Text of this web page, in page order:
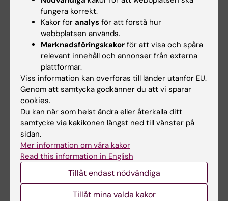
Upplägg för distansutbildningen
Alla kursmoment kommer att genomföras helt
online, inklusive föreläsningar, diskussioner
och seminarier. Närvaro vid seminarierna är
obligatoriskt.
Mer information
Kurswebb - för dig som är student
Studie- och karriärvägledning
fungera korrekt.
Kakor för analys för att förstå hur
webbplatsen används.
Marknadsföringskakor för att visa och spåra
relevant innehåll och annonser från externa
plattformar.
Viss information kan överföras till länder utanför EU.
Genom att samtycka godkänner du att vi sparar
cookies.
Du kan när som helst ändra eller återkalla ditt
samtycke via kakikonen längst ned till vänster på
sidan.
Mer information om våra kakor
Read this information in English
Tillåt endast nödvändiga
Tillåt mina valda kakor